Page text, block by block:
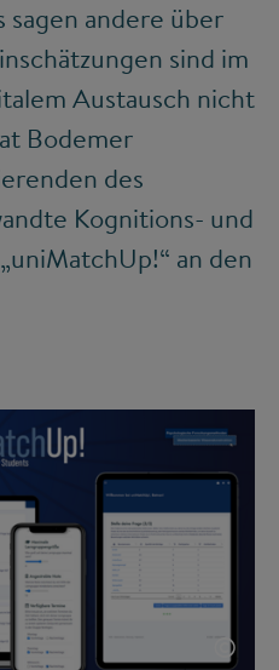
sagen andere über
sind im
Austausch nicht
Bodemer
des
Kognitions- und
an den
©